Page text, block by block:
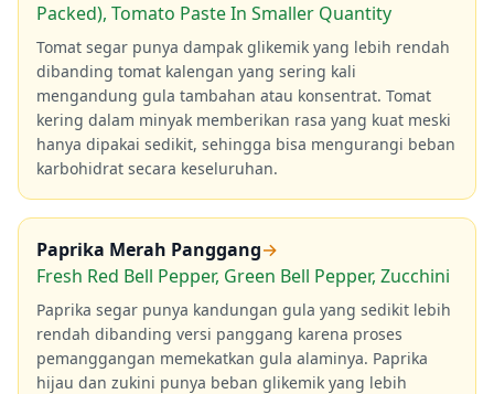
Packed), Tomato Paste In Smaller Quantity
Tomat segar punya dampak glikemik yang lebih rendah
dibanding tomat kalengan yang sering kali
mengandung gula tambahan atau konsentrat. Tomat
kering dalam minyak memberikan rasa yang kuat meski
hanya dipakai sedikit, sehingga bisa mengurangi beban
karbohidrat secara keseluruhan.
Paprika Merah Panggang→
Fresh Red Bell Pepper, Green Bell Pepper, Zucchini
Paprika segar punya kandungan gula yang sedikit lebih
rendah dibanding versi panggang karena proses
pemanggangan memekatkan gula alaminya. Paprika
hijau dan zukini punya beban glikemik yang lebih